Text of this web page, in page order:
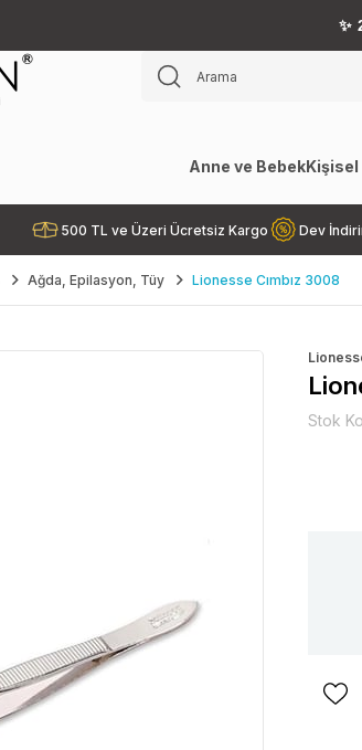
✨
Anne ve BebekKişisel
500 TL ve Üzeri Ücretsiz Kargo Dev
Ağda, Epilasyon, Tüy Lionesse Cımbız 3008
Stok